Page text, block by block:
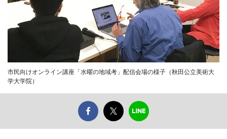
市民向けオンライン講座「水曜の地域考」配信会場の様子（秋田公立美術大
学大学院）